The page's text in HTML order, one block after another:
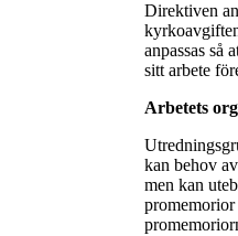
Direktiven
anpassas så
sitt arbete
Arbetets
kan behov
men kan